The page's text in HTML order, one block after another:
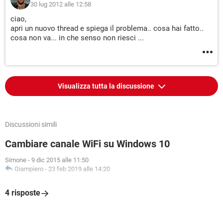
30 lug 2012 alle 12:58
ciao,
apri un nuovo thread e spiega il problema.. cosa hai fatto..
cosa non va... in che senso non riesci ...
Visualizza tutta la discussione
Discussioni simili
Cambiare canale WiFi su Windows 10
Simone - 9 dic 2015 alle 11:50
Giampiero - 23 feb 2019 alle 14:20
4 risposte